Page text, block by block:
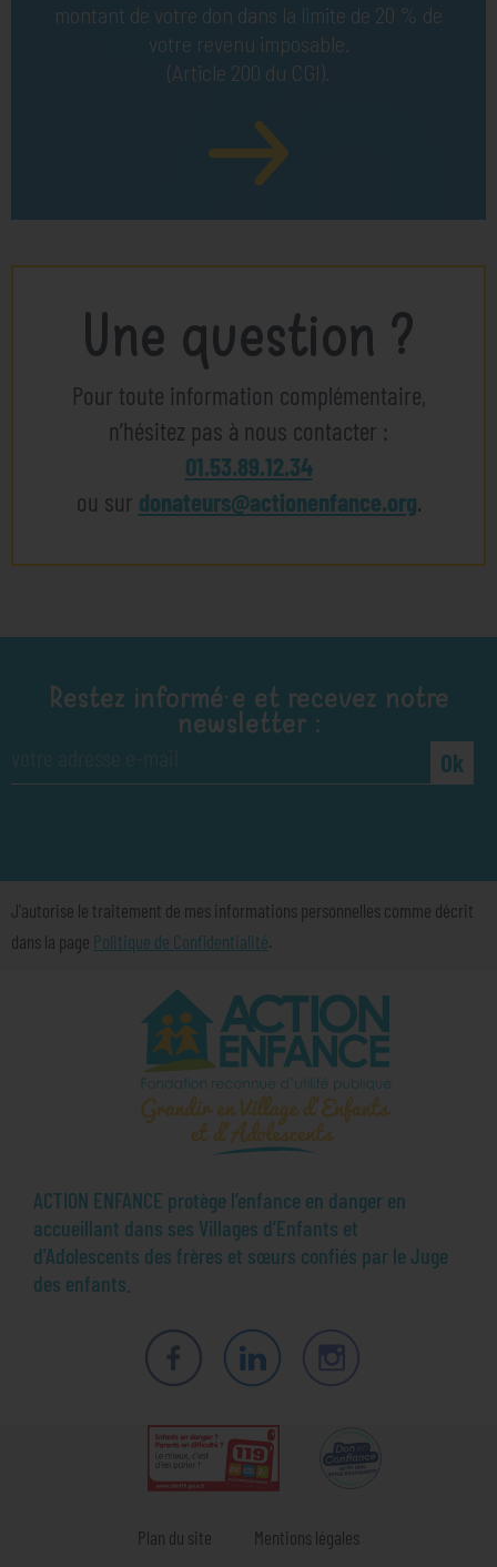
montant de votre don dans la limite de 20 % de
votre revenu imposable.
(Article 200 du CGI).
Une question ?
Pour toute information complémentaire,
n’hésitez pas à nous contacter :
01.53.89.12.34
ou sur donateurs@actionenfance.org.
Restez informé·e et recevez notre
newsletter :
Ok
J'autorise le traitement de mes informations personnelles comme décrit
dans la page Politique de Confidentialité.
ACTION ENFANCE protège l’enfance en danger en
accueillant dans ses Villages d’Enfants et
d'Adolescents des frères et sœurs confiés par le Juge
des enfants.
Plan du site
Mentions légales